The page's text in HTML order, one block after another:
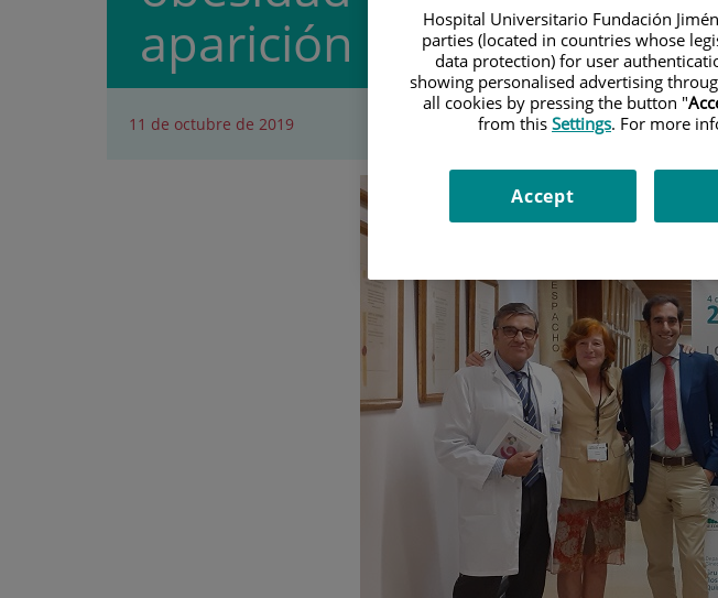
aparición del daño
11 de octubre de 2019
Hospital Universitario Fundación
parties (located in countries whose
data protection) for user
showing personalised advertising
all cookies by pressing the button "
from this Settings. For more
Accept